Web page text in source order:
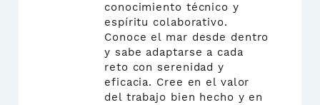
conocimiento técnico y
espíritu colaborativo.
Conoce el mar desde dentro
y sabe adaptarse a cada
reto con serenidad y
eficacia. Cree en el valor
del trabajo bien hecho y en